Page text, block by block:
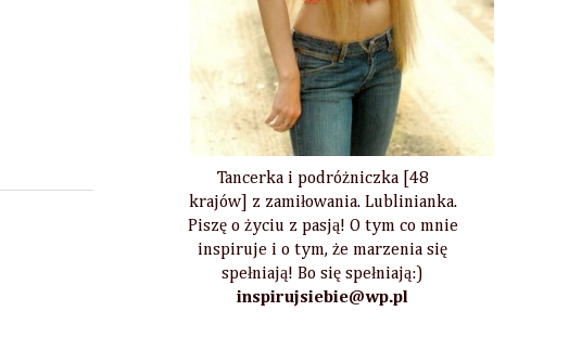
Tancerka i podróżniczka [48
krajów] z zamiłowania. Lublinianka.
Piszę o życiu z pasją! O tym co mnie
inspiruje i o tym, że marzenia się
spełniają! Bo się spełniają:)
inspirujsiebie@wp.pl